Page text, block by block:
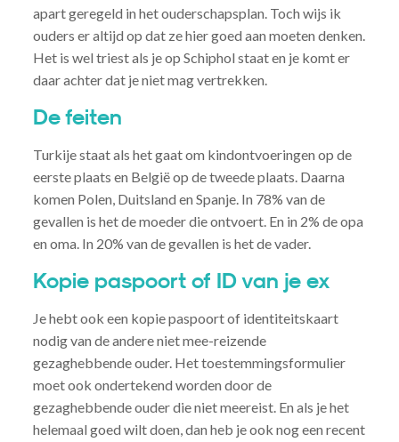
apart geregeld in het ouderschapsplan. Toch wijs ik
ouders er altijd op dat ze hier goed aan moeten denken.
Het is wel triest als je op Schiphol staat en je komt er
daar achter dat je niet mag vertrekken.
De feiten
Turkije staat als het gaat om kindontvoeringen op de
eerste plaats en België op de tweede plaats. Daarna
komen Polen, Duitsland en Spanje. In 78% van de
gevallen is het de moeder die ontvoert. En in 2% de opa
en oma. In 20% van de gevallen is het de vader.
Kopie paspoort of ID van je ex
Je hebt ook een kopie paspoort of identiteitskaart
nodig van de andere niet mee-reizende
gezaghebbende ouder. Het toestemmingsformulier
moet ook ondertekend worden door de
gezaghebbende ouder die niet meereist. En als je het
helemaal goed wilt doen, dan heb je ook nog een recent